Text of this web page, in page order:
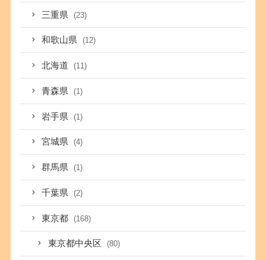
三重県 (23)
和歌山県 (12)
北海道 (11)
青森県 (1)
岩手県 (1)
宮城県 (4)
群馬県 (1)
千葉県 (2)
東京都 (168)
東京都中央区 (80)